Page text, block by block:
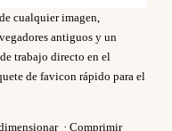
cualquier imagen,
antiguos y un
trabajo directo en el
de favicon rápido para el
· Comprimir